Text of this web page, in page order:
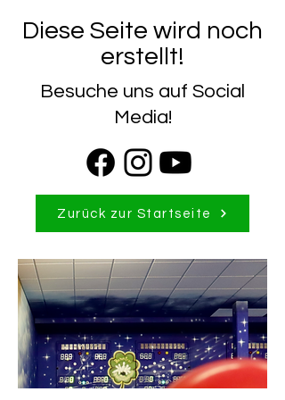
Diese Seite wird noch
erstellt!
Besuche uns auf Social
Media!
Zurück zur Startseite